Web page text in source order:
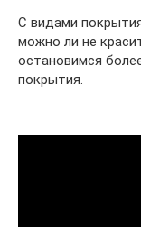
С видами
можно ли не
остановимся
покрытия.